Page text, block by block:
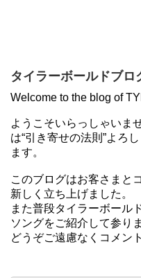
タイラーボールドブロ
Welcome to the blog of
ようこそいらっしゃいま
は“引き寄せの法則”よろ
ます。
このブログはお客さまと
新しく立ち上げました。
また普段タイラーボール
ソングをご紹介して参り
どうぞご遠慮なくコメン